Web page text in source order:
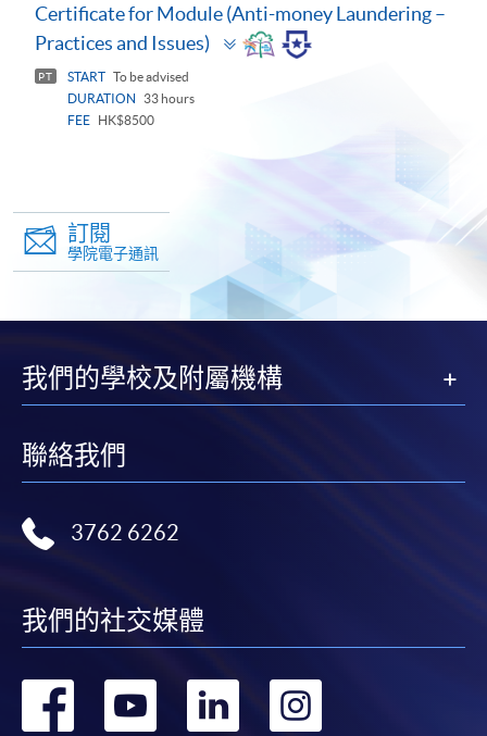
Certificate for Module (Anti-money Laundering –
Practices and Issues)
Toggle
panel
PT START To be advised
DURATION
33 hours
FEE
HK$8500
訂閱
學院電子通訊
我們的學校及附屬機構
聯絡我們
3762 6262
我們的社交媒體
轉 轉 轉 轉